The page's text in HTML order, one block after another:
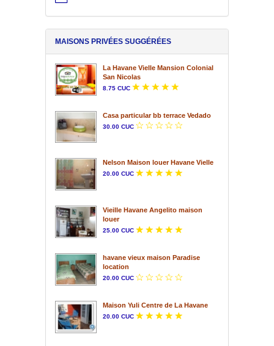
MAISONS PRIVÉES SUGGÉRÉES
La Havane Vielle Mansion Colonial
San Nicolas
8.75 CUC
Casa particular bb terrace Vedado
30.00 CUC
Nelson Maison louer Havane Vielle
20.00 CUC
Vieille Havane Angelito maison
louer
25.00 CUC
havane vieux maison Paradise
location
20.00 CUC
Maison Yuli Centre de La Havane
20.00 CUC